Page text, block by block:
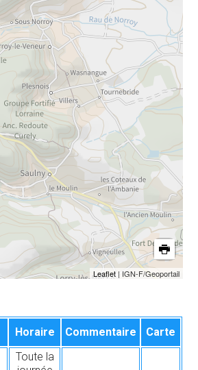
Leaflet| IGN-F/Geoportail
Horaire Commentaire Carte
Toute la